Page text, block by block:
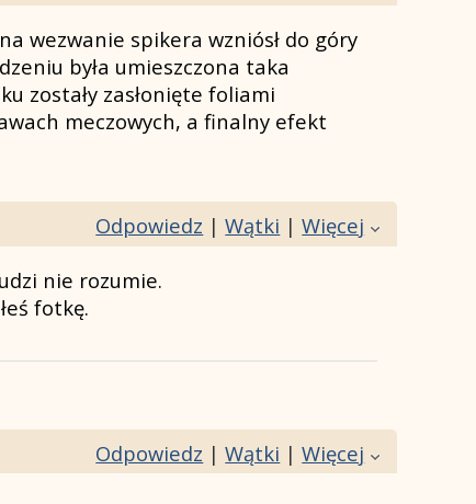
wezwanie spikera wzniósł do góry
była umieszczona taka
zostały zasłonięte foliami
meczowych, a finalny efekt
Odpowiedz |Wątki |Więcej
nie rozumie.
fotkę.
Odpowiedz |Wątki |Więcej